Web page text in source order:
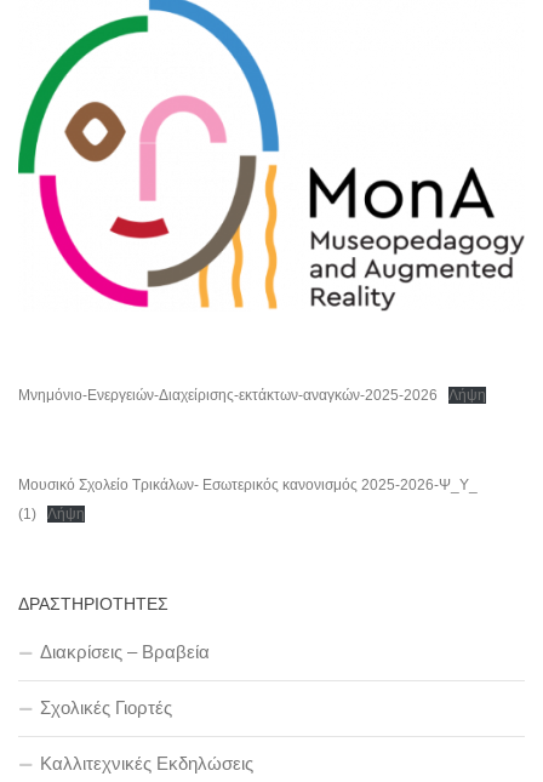
Μνημόνιο-Ενεργειών-Διαχείρισης-εκτάκτων-αναγκών-2025-2026 Λήψη
Μουσικό Σχολείο Τρικάλων- Εσωτερικός κανονισμός 2025-2026-Ψ_Υ_
(1)
Λήψη
ΔΡΑΣΤΗΡΙΟΤΗΤΕΣ
Διακρίσεις – Βραβεία
Σχολικές Γιορτές
Καλλιτεχνικές Εκδηλώσεις